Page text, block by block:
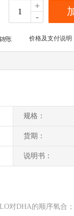
+
-
价格及支付说明
规格：
货期：
说明书：
对DHA的顺序氧合